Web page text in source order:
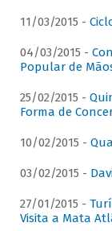
11/03/2015 -
04/03/2015 -
Popular de
25/02/2015 -
Forma de
10/02/2015 -
03/02/2015 -
27/01/2015 -
Visita a Mata